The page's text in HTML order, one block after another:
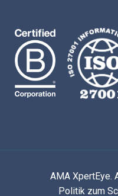
AMA XpertEye.
Politik zum